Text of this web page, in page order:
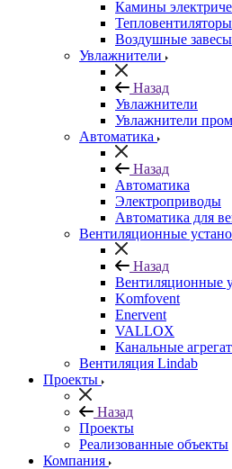
Камины
Тепловентиляторы
Воздушные завесы
Увлажнители
Назад
Увлажнители
Увлажнители
Автоматика
Назад
Автоматика
Электроприводы
Автоматика для
Вентиляционные
Назад
Вентиляционные
Komfovent
Enervent
VALLOX
Канальные
Вентиляция Lindab
Проекты
Назад
Проекты
Реализованные объекты
Компания